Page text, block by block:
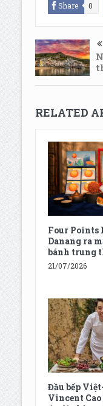
Share 0
RELATED
Four Points
Danang ra
bánh trung
21/07/2026
Đầu bếp
Vincent